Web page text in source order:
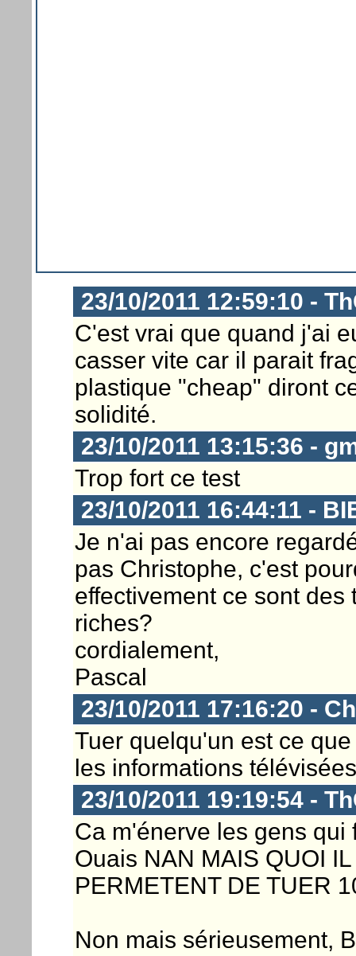
23/10/2011 12:59:10 -
C'est vrai que quand j'ai
casser vite car il parait
plastique "cheap" diront
solidité.
23/10/2011 13:15:36 -
Trop fort ce test
23/10/2011 16:44:11 -
Je n'ai pas encore
pas Christophe, c'est
effectivement ce sont
riches?
cordialement,
Pascal
23/10/2011 17:16:20 -
Tuer quelqu'un est ce
les informations
23/10/2011 19:19:54 -
Ca m'énerve les gens
Ouais NAN MAIS QUOI
PERMETENT DE TUER
Non mais sérieusement,